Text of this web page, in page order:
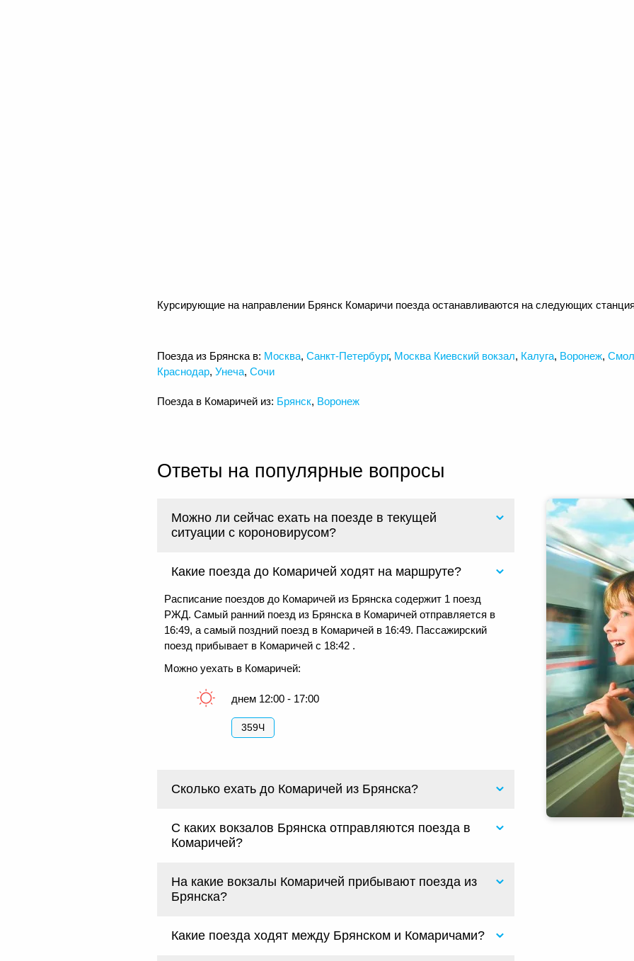
Курсирующие на направлении Брянск Комаричи поезда останавливаются на следующих
Поезда из Брянска в: Москва, Санкт-Петербург, Москва Киевский вокзал, Калуга, Воронеж,
Краснодар, Унеча, Сочи
Поезда в Комаричей из: Брянск, Воронеж
Ответы на популярные вопросы
Можно ли сейчас ехать на поезде в текущей
ситуации с короновирусом?
Какие поезда до Комаричей ходят на маршруте?
Расписание поездов до Комаричей из Брянска содержит 1 поезд
РЖД. Самый ранний поезд из Брянска в Комаричей отправляется в
16:49, а самый поздний поезд в Комаричей в 16:49. Пассажирский
поезд прибывает в Комаричей с 18:42 .
Можно уехать в Комаричей:
днем 12:00 - 17:00
359Ч
Сколько ехать до Комаричей из Брянска?
С каких вокзалов Брянска отправляются поезда в
Комаричей?
На какие вокзалы Комаричей прибывают поезда из
Брянска?
Какие поезда ходят между Брянском и Комаричами?